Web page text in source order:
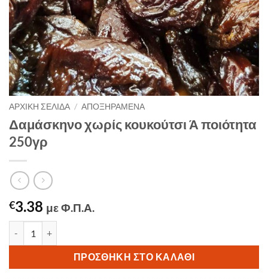
ΑΡΧΙΚΉ ΣΕΛΊΔΑ / ΑΠΟΞΗΡΑΜΈΝΑ
Δαμάσκηνο χωρίς κουκούτσι Ά ποιότητα
250γρ
€3.38 με Φ.Π.Α.
ΠΡΟΣΘΉΚΗ ΣΤΟ ΚΑΛΆΘΙ